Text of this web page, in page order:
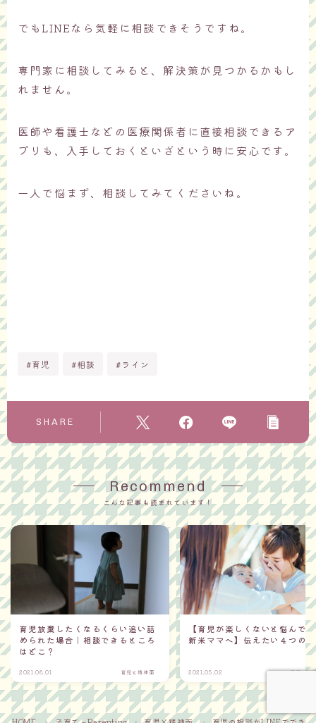
Follow Me
でもLINEなら気軽に相談できそうですね。
専門家に相談してみると、解決策が見つかるかもし
れません。
医師や看護士などの医療関係者に直接相談できるア
プリも、入手しておくといざという時に安心です。
一人で悩まず、相談してみてくださいね。
#育児 #相談 #ライン
SHARE
Recommend
こんな記事も読まれています！
育児放棄したくなるくらい追い詰
められた場合｜相談できるところ
はどこ？
2021.08.01 育児と精神面
【育児が楽しくないと悩んで
新米ママへ】伝えたい４つの
2021.05.02 育児と精
＞ ＞ ＞